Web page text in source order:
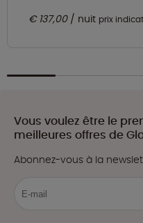
€ 137,00 nuit prix
Vous voulez être le
meilleures offres de
Abonnez-vous à la